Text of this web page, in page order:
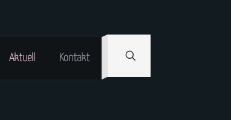
Aktuell Kontakt